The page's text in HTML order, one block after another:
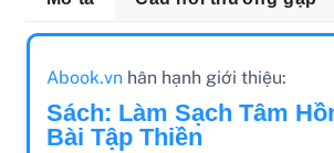
Abook.vnhân hạnh giới thiệu:
Sách: Làm Sạch Tâm
Bài Tập Thiền